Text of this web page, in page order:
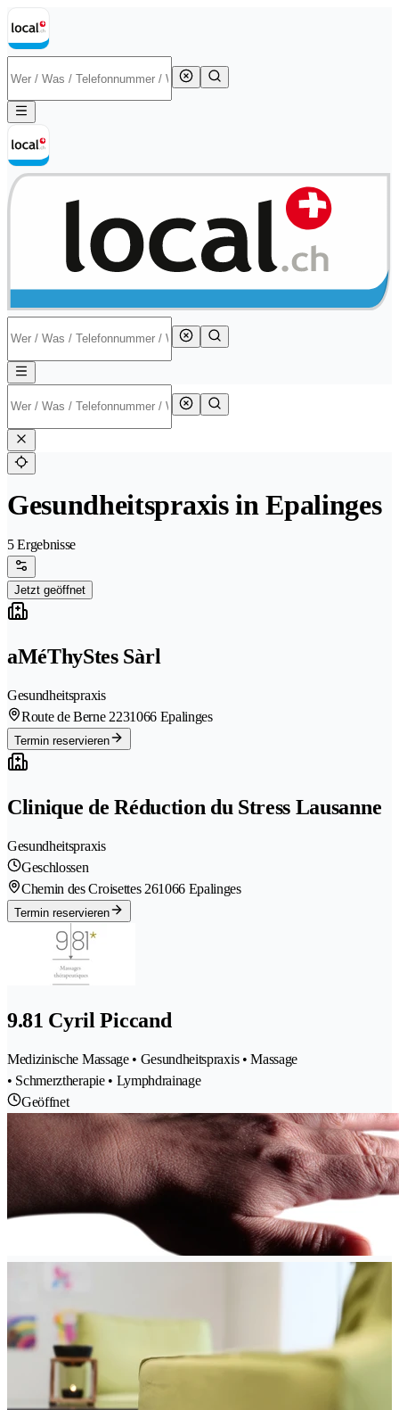
Gesundheitspraxis in Epalinges
5 Ergebnisse
Jetzt geöffnet
aMéThyStes Sàrl
Gesundheitspraxis
Route de Berne 2231066 Epalinges
Termin reservieren
Clinique de Réduction du Stress Lausanne
Gesundheitspraxis
Geschlossen
Chemin des Croisettes 261066 Epalinges
Termin reservieren
9.81 Cyril Piccand
Medizinische Massage • Gesundheitspraxis • Massage
• Schmerztherapie • Lymphdrainage
Geöffnet